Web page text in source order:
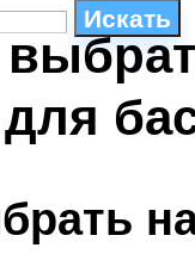
Искать
ДЕТЕЙ